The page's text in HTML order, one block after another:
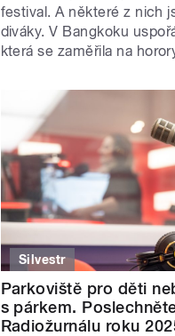
festival. A některé z nich
diváky. V Bangkoku
která se zaměřila na
Silvestr
Parkoviště pro děti
s párkem.
Radiožurnálu roku